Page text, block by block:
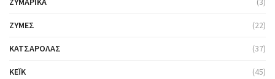
ΖΎΜΕΣ (22)
ΚΑΤΣΑΡΌΛΑΣ (37)
ΚΈΙΚ (45)